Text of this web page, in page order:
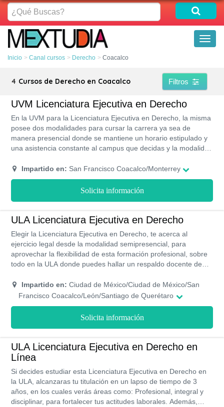
¿Qué
Buscas?
Inicio Canal cursos Derecho Coacalco
4 Cursos de Derecho en Coacalco Filtros
UVM Licenciatura Ejecutiva en Derecho
En la UVM para la Licenciatura Ejecutiva en Derecho, la misma
posee dos modalidades para cursar la carrera ya sea de
manera presencial donde se mantiene un horario estipulado y
una asistencia constante al campus que decidas y la modalidad
universidad donde tendrás 100% las asignaciones de forma
virtual, ambas modalidades tendrán una duración de 3 años
divididos en cuatrimestres para poder titularte,. con
reconocimiento internacional y doble titulación; con los
modificar y implementar nuevas leyes.
Impartido en: San Francisco Coacalco/Monterrey
Solicita información
ULA Licenciatura Ejecutiva en Derecho
Elegir la Licenciatura Ejecutiva en Derecho, te acerca al
ejercicio legal desde la modalidad semipresencial, para
aprovechar la flexibilidad de esta formación profesional, sobre
todo en la ULA donde puedes hallar un respaldo docente de
Impartido en: Ciudad de México/Ciudad de México/San
Francisco Coacalco/León/Santiago de Querétaro
Solicita información
ULA Licenciatura Ejecutiva en Derecho en
Línea
Si decides estudiar esta Licenciatura Ejecutiva en Derecho en
la ULA, alcanzaras tu titulación en un lapso de tiempo de 3
años, en los cuales verás áreas como: Profesional, integral y
disciplinar, para fortalecer tus actitudes laborales. Además,